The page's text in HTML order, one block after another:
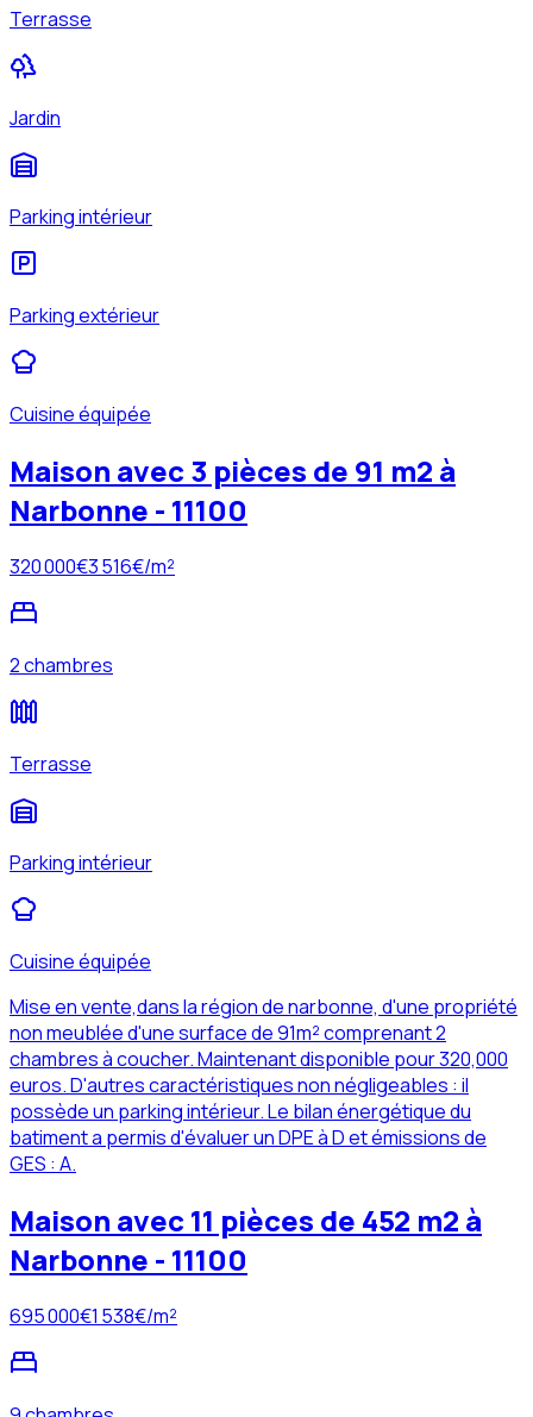
Terrasse
Jardin
Parking intérieur
Parking extérieur
Cuisine équipée
Maison avec 3 pièces de 91 m2 à
Narbonne - 11100
320 000€3 516€/m²
2 chambres
Terrasse
Parking intérieur
Cuisine équipée
Mise en vente,dans la région de narbonne, d'une propriété
non meublée d'une surface de 91m² comprenant 2
chambres à coucher. Maintenant disponible pour 320,000
euros. D'autres caractéristiques non négligeables : il
possède un parking intérieur. Le bilan énergétique du
batiment a permis d'évaluer un DPE à D et émissions de
GES : A.
Maison avec 11 pièces de 452 m2 à
Narbonne - 11100
695 000€1 538€/m²